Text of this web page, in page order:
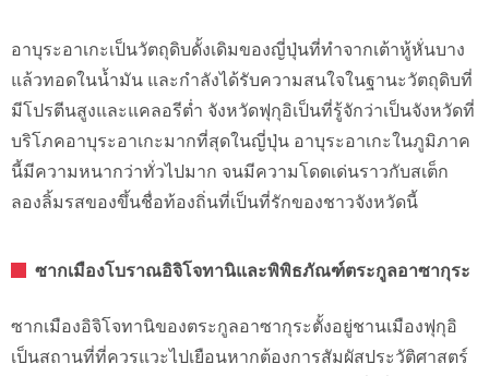
อาบุระอาเกะเป็นวัตถุดิบดั้งเดิมของญี่ปุ่นที่ทำจากเต้าหู้หั่นบาง
แล้วทอดในน้ำมัน และกำลังได้รับความสนใจในฐานะวัตถุดิบที่
มีโปรตีนสูงและแคลอรีต่ำ จังหวัดฟุกุอิเป็นที่รู้จักว่าเป็นจังหวัดที่
บริโภคอาบุระอาเกะมากที่สุดในญี่ปุ่น อาบุระอาเกะในภูมิภาค
นี้มีความหนากว่าทั่วไปมาก จนมีความโดดเด่นราวกับสเต็ก
ลองลิ้มรสของขึ้นชื่อท้องถิ่นที่เป็นที่รักของชาวจังหวัดนี้
ซากเมืองโบราณอิจิโจทานิและพิพิธภัณฑ์ตระกูลอาซากุระ
ซากเมืองอิจิโจทานิของตระกูลอาซากุระตั้งอยู่ชานเมืองฟุกุอิ
เป็นสถานที่ที่ควรแวะไปเยือนหากต้องการสัมผัสประวัติศาสตร์